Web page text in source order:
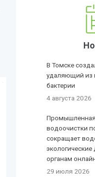
В Томске
удаляющий из
бактерии
4 августа 2026
Промышленная
водоочистки
сокращает
органам
29 июля 2026